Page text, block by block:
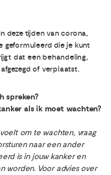
deze tijden van corona,
geformuleerd die je kunt
dat een behandeling,
of verplaatst.
spreken?
als ik moet wachten?
om te wachten, vraag
naar een ander
is in jouw kanker en
worden. Voor advies over